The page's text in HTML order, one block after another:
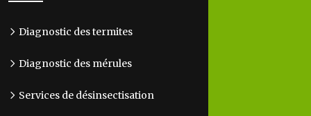
Diagnostic des termites
Diagnostic des mérules
Services de désinsectisation